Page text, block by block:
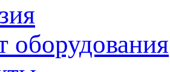
оборудования